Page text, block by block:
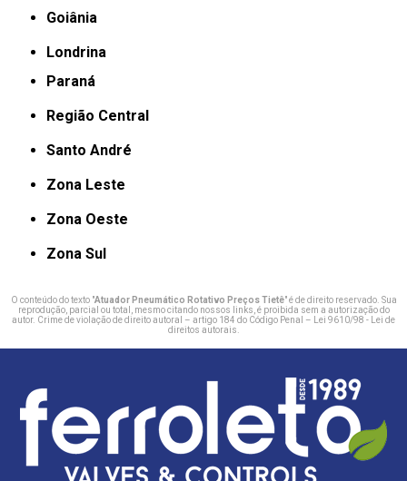
Goiânia
Londrina
Paraná
Região Central
Santo André
Zona Leste
Zona Oeste
Zona Sul
O conteúdo do texto "Atuador Pneumático Rotativo Preços Tietê" é de direito reservado. Sua
reprodução, parcial ou total, mesmo citando nossos links, é proibida sem a autorização do
autor. Crime de violação de direito autoral – artigo 184 do Código Penal –
Lei 9610/98 - Lei de
direitos autorais